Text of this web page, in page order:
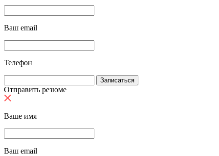
Ваш email
Телефон
Отправить резюме
Ваше имя
Ваш email